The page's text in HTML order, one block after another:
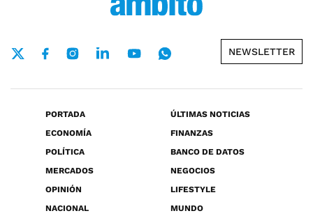
NEWSLETTER
PORTADA
ÚLTIMAS NOTICIAS
ECONOMÍA
FINANZAS
POLÍTICA
BANCO DE DATOS
MERCADOS
NEGOCIOS
OPINIÓN
LIFESTYLE
NACIONAL
MUNDO